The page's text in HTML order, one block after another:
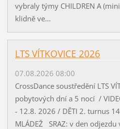
vybraly týmy CHILDREN A
klidně ve...
LTS VÍTKOVICE 2026
07.08.2026 08:00
CrossDance soustředění LTS
pobytových dní a 5 nocí /
- 12.8. 2026 / DĚTI 2. turnus
MLÁDEŽ SRAZ: v den